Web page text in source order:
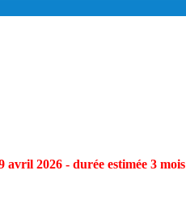
2026 - durée estimée 3 mois